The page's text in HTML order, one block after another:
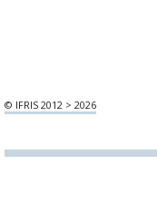
© IFRIS 2012 > 2026